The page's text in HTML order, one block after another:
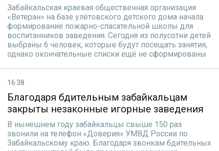
Забайкальская краевая общественная организация
«Ветеран» на базе улётовского детского дома начала
формирование пожарно-спасательной школы для
воспитанников заведения. Сегодня из полусотни детей
выбраны 6 человек, которые будут посещать занятия,
однако окончательные списки ещё не сформированы
16:38
Благодаря бдительным забайкальцам
закрыты незаконные игорные заведения
В нынешнем году забайкальцы свыше 150 раз
звонили на телефон «Доверия» УМВД России по
Забайкальскому краю. Благодаря звонкам бдительных